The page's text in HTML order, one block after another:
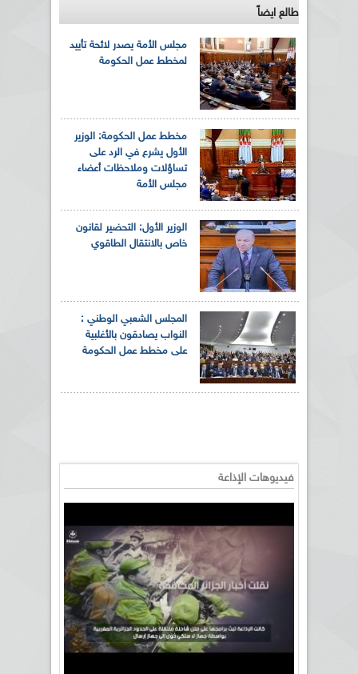
طالع ايضاً
مجلس الأمة يصدر لائحة تأييد
لمخطط عمل الحكومة
مخطط عمل الحكومة: الوزير
الأول يشرع في الرد على
تساؤلات وملاحظات أعضاء
مجلس الأمة
الوزير الأول: التحضير لقانون
خاص بالانتقال الطاقوي
المجلس الشعبي الوطني :
النواب يصادقون بالأغلبية
على مخطط عمل الحكومة
فيديوهات الإذاعة